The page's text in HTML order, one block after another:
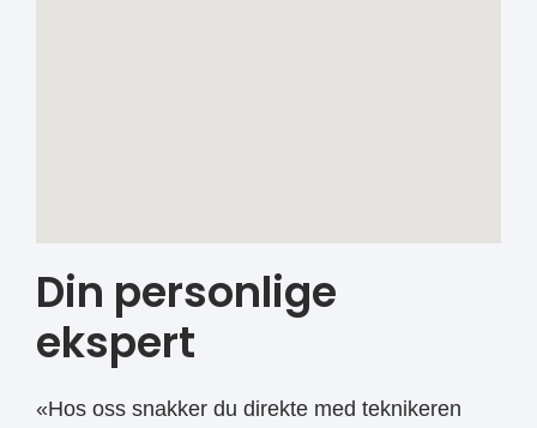
Din personlige
ekspert
«Hos oss snakker du direkte med teknikeren